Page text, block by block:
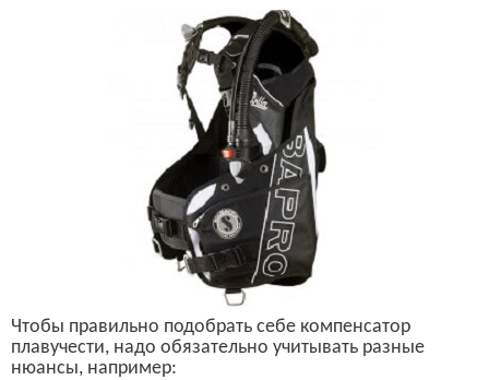
Чтобы правильно подобрать себе компенсатор
плавучести, надо обязательно учитывать разные
нюансы, например: